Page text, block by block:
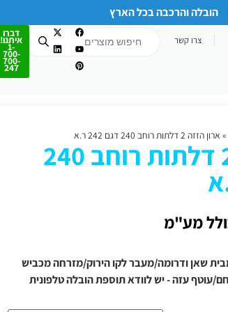
הובלה והרכבה בכל הארץ
צרו קשר
דברו
איתנו!
1-
700-
700-
247
» ארון הזזה 2 דלתות רוחב 240 דגם 242 ר.א
ארון הזזה 2 דלתות רוחב 240
מע"מ
באיזור כביש 90 מבית שאן ודרומה/מעבר לקו הירוק/מזרחה מכביש